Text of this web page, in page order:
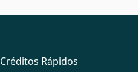
Créditos Rápidos